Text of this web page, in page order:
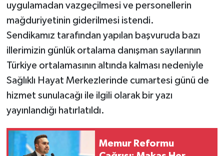
uygulamadan vazgeçilmesi ve personellerin
mağduriyetinin giderilmesi istendi.
Sendikamız tarafından yapılan başvuruda bazı
illerimizin günlük ortalama danışman sayılarının
Türkiye ortalamasının altında kalması nedeniyle
Sağlıklı Hayat Merkezlerinde cumartesi günü de
hizmet sunulacağı ile ilgili olarak bir yazı
yayınlandığı hatırlatıldı.
Memur Reformu